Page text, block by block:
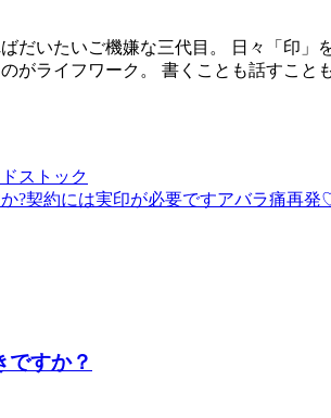
だいたいご機嫌な三代目。 日々「印
がライフワーク。 書くことも話すこ
ストック
?契約には実印が必要ですアバラ痛再発
ですか？